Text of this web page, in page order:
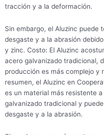
tracción y a la deformación.
Sin embargo, el Aluzinc puede
desgaste y a la abrasión
y zinc. Costo: El Aluzinc
acero galvanizado tradicional,
producción es más complejo y
resumen, el Aluzinc en
es un material más resistente
galvanizado tradicional y
desgaste y a la abrasión.